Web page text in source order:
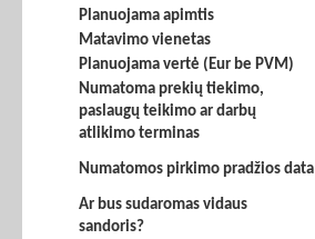
Planuojama apimtis
Matavimo vienetas
Planuojama vertė (Eur be PVM)
Numatoma prekių tiekimo,
paslaugų teikimo ar darbų
atlikimo terminas
Numatomos pirkimo pradžios data
Ar bus sudaromas vidaus
sandoris?